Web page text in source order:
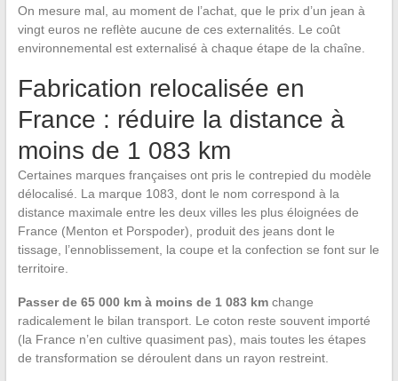
On mesure mal, au moment de l’achat, que le prix d’un jean à
vingt euros ne reflète aucune de ces externalités. Le coût
environnemental est externalisé à chaque étape de la chaîne.
Fabrication relocalisée en
France : réduire la distance à
moins de 1 083 km
Certaines marques françaises ont pris le contrepied du modèle
délocalisé. La marque 1083, dont le nom correspond à la
distance maximale entre les deux villes les plus éloignées de
France (Menton et Porspoder), produit des jeans dont le
tissage, l’ennoblissement, la coupe et la confection se font sur le
territoire.
Passer de 65 000 km à moins de 1 083 kmchange
radicalement le bilan transport. Le coton reste souvent importé
(la France n’en cultive quasiment pas), mais toutes les étapes
de transformation se déroulent dans un rayon restreint.